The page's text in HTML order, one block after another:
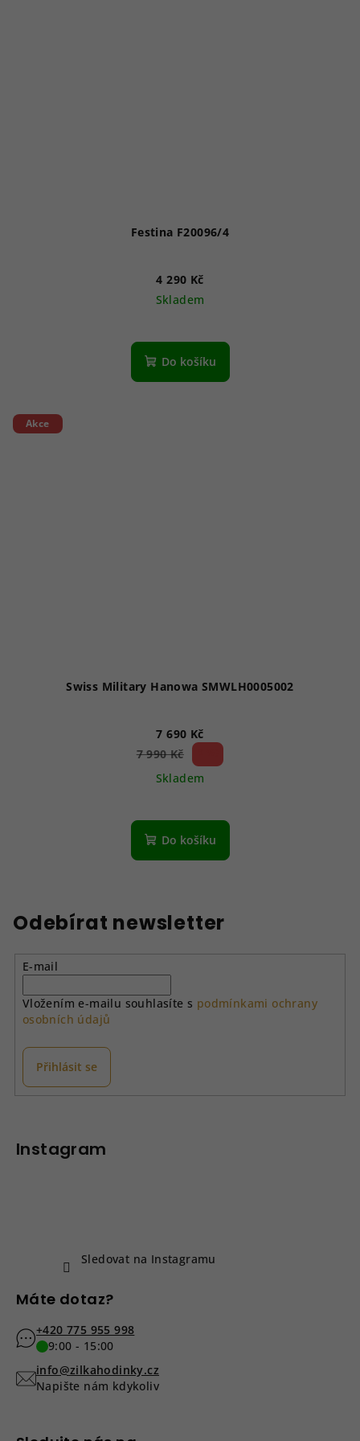
Festina F20096/4
4 290 Kč
Skladem
Do košíku
Akce
Swiss Military Hanowa SMWLH0005002
7 690 Kč
7 990 Kč
Skladem
Do košíku
Odebírat newsletter
E-mail
Vložením e-mailu souhlasíte s podmínkami ochrany
osobních údajů
Přihlásit se
Instagram
Sledovat na Instagramu
Máte dotaz?
+420 775 955 998
9:00 - 15:00
info@zilkahodinky.cz
Napište nám kdykoliv